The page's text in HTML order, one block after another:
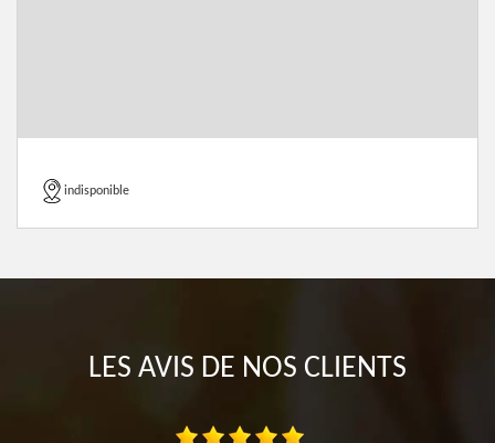
indisponible
LES AVIS DE NOS CLIENTS